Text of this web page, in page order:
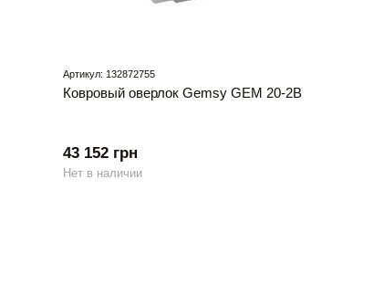
Артикул: 132872755
Ковровый оверлок Gemsy GEM 20-2B
43 152 грн
Нет в наличии